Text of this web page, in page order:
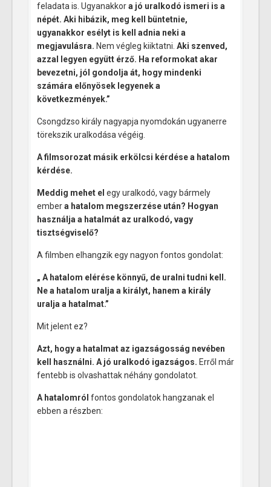
feladata is. Ugyanakkora jó uralkodó ismeri is a
népét. Aki hibázik, meg kell büntetnie,
ugyanakkor esélyt is kell adnia neki a
megjavulásra. Nem végleg kiiktatni. Aki szenved,
azzal legyen együtt érző. Ha reformokat akar
bevezetni, jól gondolja át, hogy mindenki
számára előnyösek legyenek a
következmények.”
Csongdzso király nagyapja nyomdokán ugyanerre
törekszik uralkodása végéig.
A filmsorozat másik erkölcsi kérdése a hatalom
kérdése.
Meddig mehet el egy uralkodó, vagy bármely
embera hatalom megszerzése után? Hogyan
használja a hatalmát az uralkodó, vagy
tisztségviselő?
A filmben elhangzik egy nagyon fontos gondolat:
„ A hatalom elérése könnyű, de uralni tudni kell.
Ne a hatalom uralja a királyt, hanem a király
uralja a hatalmat.”
Mit jelent ez?
Azt, hogy a hatalmat az igazságosság nevében
kell használni. A jó uralkodó igazságos. Erről már
fentebb is olvashattak néhány gondolatot.
A hatalomról fontos gondolatok hangzanak el
ebben a részben: